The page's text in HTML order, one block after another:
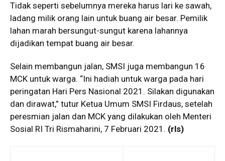
Tidak seperti sebelumnya mereka harus lari ke sawah,
ladang milik orang lain untuk buang air besar. Pemilik
lahan marah bersungut-sungut karena lahannya
dijadikan tempat buang air besar.
Selain membangun jalan, SMSI juga membangun 16
MCK untuk warga. “Ini hadiah untuk warga pada hari
peringatan Hari Pers Nasional 2021. Silakan digunakan
dan dirawat,” tutur Ketua Umum SMSI Firdaus, setelah
peresmian jalan dan MCK yang dilakukan oleh Menteri
Sosial RI Tri Rismaharini, 7 Februari 2021. (rls)